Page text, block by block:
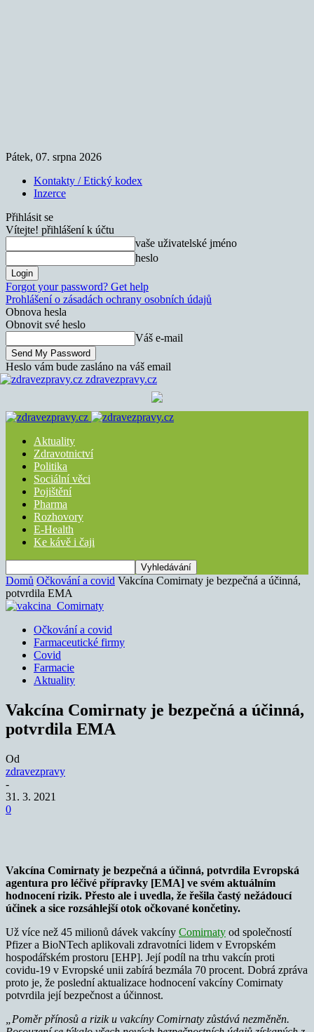
Pátek, 07. srpna 2026
Kontakty / Etický kodex
Inzerce
Přihlásit se
Vítejte! přihlášení k účtu
vaše uživatelské jméno
heslo
Forgot your password? Get help
Prohlášení o zásadách ochrany osobních údajů
Obnova hesla
Obnovit své heslo
Váš e-mail
Heslo vám bude zasláno na váš email
zdravezpravy.cz
Aktuality
Zdravotnictví
Politika
Sociální věci
Pojištění
Pharma
Rozhovory
E-Health
Ke kávě i čaji
Domů Očkování a covid Vakcína Comirnaty je bezpečná a účinná,
potvrdila EMA
Očkování a covid
Farmaceutické firmy
Covid
Farmacie
Aktuality
Vakcína Comirnaty je bezpečná a účinná,
potvrdila EMA
Od
zdravezpravy
-
31. 3. 2021
0
Vakcína Comirnaty je bezpečná a účinná, potvrdila Evropská
agentura pro léčivé přípravky [EMA] ve svém aktuálním
hodnocení rizik. Přesto ale i uvedla, že řešila častý nežádoucí
účinek a sice rozsáhlejší otok očkované končetiny.
Už více než 45 milionů dávek vakcíny Comirnaty od společností
Pfizer a BioNTech aplikovali zdravotníci lidem v Evropském
hospodářském prostoru [EHP]. Její podíl na trhu vakcín proti
covidu-19 v Evropské unii zabírá bezmála 70 procent. Dobrá zpráva
proto je, že poslední aktualizace hodnocení vakcíny Comirnaty
potvrdila její bezpečnost a účinnost.
„Poměr přínosů a rizik u vakcíny Comirnaty zůstává nezměněn.